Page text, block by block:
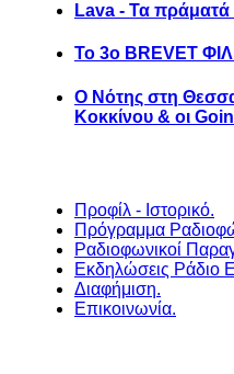
Lava - Τα
Το 3ο BREVET
Ο Νότης στη
Κοκκίνου & οι
Προφίλ - Ιστορικό.
Πρόγραμμα
Ραδιοφωνικοί
Εκδηλώσεις Ράδιο
Διαφήμιση.
Επικοινωνία.